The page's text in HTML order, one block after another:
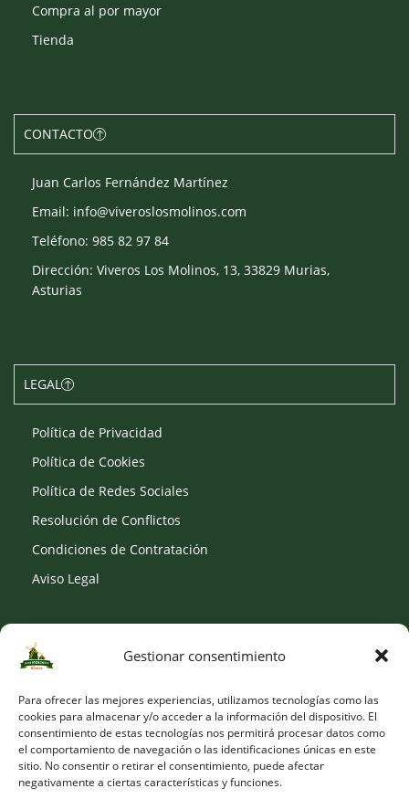
Gestionar consentimiento
Para ofrecer las mejores experiencias, utilizamos tecnologías como las
cookies para almacenar y/o acceder a la información del dispositivo. El
consentimiento de estas tecnologías nos permitirá procesar datos como
el comportamiento de navegación o las identificaciones únicas en este
sitio. No consentir o retirar el consentimiento, puede afectar
negativamente a ciertas características y funciones.
Compra al por mayor
Tienda
CONTACTO
Juan Carlos Fernández Martínez
Email: info@viveroslosmolinos.com
Teléfono: 985 82 97 84
Dirección: Viveros Los Molinos, 13, 33829 Murias,
Asturias
LEGAL
Política de Privacidad
Política de Cookies
Política de Redes Sociales
Resolución de Conflictos
Condiciones de Contratación
Aviso Legal
SOCIAL